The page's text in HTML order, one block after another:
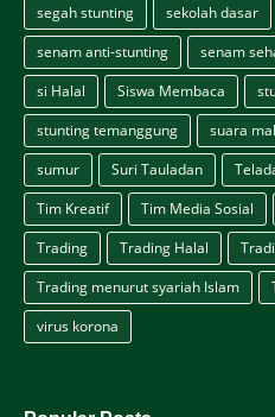
segah stunting
sekolah dasar
senam anti-stunting
senam
si Halal
Siswa Membaca
stunting temanggung
suara
sumur
Suri Tauladan
Tim Kreatif
Tim Media Sosial
Trading
Trading Halal
Trading menurut syariah Islam
virus korona